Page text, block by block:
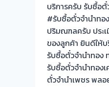
ประเมิน
หน้า
ตั๋ว
ฟรี
จ่าย
สด
บริการครับ รับซื้อ
#รับซื้อตั๋วจำนำทอ
ปริมณฑลครับ ประ
ของลูกค้า ยินดีให้
รับซื้อตั๋วจำนำทอง
รับซื้อตั๋วจำนำทอง
ตั๋วจำนำเพชร พลอ